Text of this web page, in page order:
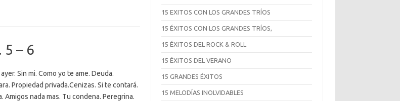
5 – 6
Sin mi. Como yo te ame. Deuda.
Propiedad privada.Cenizas. Si te contará.
nada mas. Tu condena. Peregrina.
15 EXITOS CON LOS GRANDES TRÍOS
15 ÉXITOS CON LOS GRANDES TRÍOS,
15 ÉXITOS DEL ROCK & ROLL
15 ÉXITOS DEL VERANO
15 GRANDES ÉXITOS
15 MELODÍAS INOLVIDABLES